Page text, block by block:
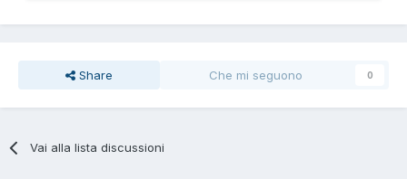
Share Che mi seguono 0
Vai alla lista discussioni